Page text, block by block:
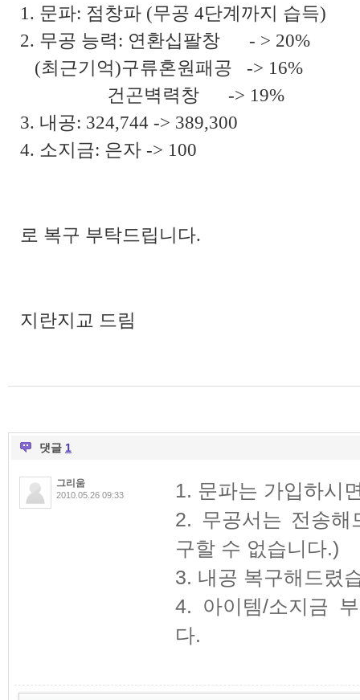
1. 문파: 점창파 (무공 4단계까지 습득)
2. 무공 능력: 연환십팔창 - > 20%
(최근기억)구류혼원패공 -> 16%
건곤벽력창 -> 19%
3. 내공: 324,744 -> 389,300
4. 소지금: 은자 -> 100
로 복구 부탁드립니다.
지란지교 드림
댓글 1
그리움
2010.05.26 09:33
1. 문파는 가입하시
2. 무공서는 전송해
구할 수 없습니다.)
3. 내공 복구해드렸
4. 아이템/소지금
다.